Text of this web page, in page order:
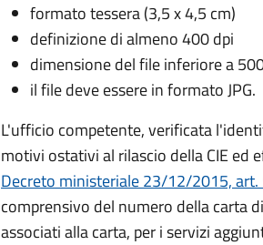
formato tessera (3,5 x 4,5 cm)
definizione di almeno 400 dpi
dimensione del file inferiore a
il file deve essere in formato JPG.
L'ufficio competente, verificata
motivi ostativi al rilascio della CIE
Decreto ministeriale 23/12/2015, art.
comprensivo del numero della carta
associati alla carta, per i servizi